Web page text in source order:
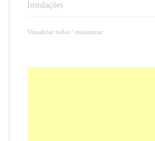
Instalações
Visualizar todas / minimizar